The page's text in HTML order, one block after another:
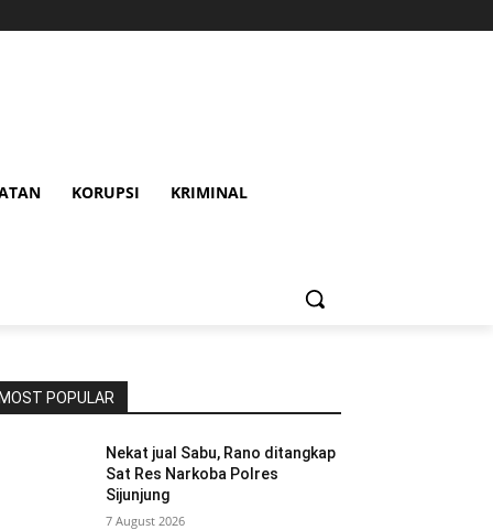
KORUPSI KRIMINAL
MOST POPULAR
Nekat jual Sabu, Rano ditangkap
Sat Res Narkoba Polres
Sijunjung
7 August 2026